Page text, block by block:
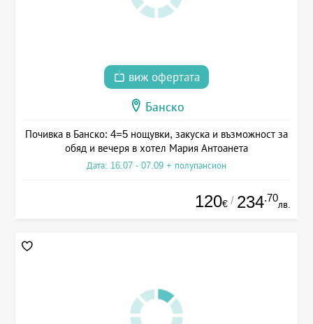
виж офертата
Банско
Почивка в Банско: 4=5 нощувки, закуска и възможност за
обяд и вечеря в хотел Мария Антоанета
Дата: 16.07 - 07.09 + полупансион
120€ / 234.70
лв.